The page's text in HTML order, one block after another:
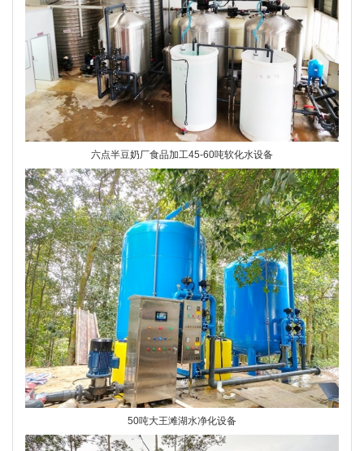
六点半豆奶厂食品加工45-60吨软化水设备
50吨大王滩湖水净化设备